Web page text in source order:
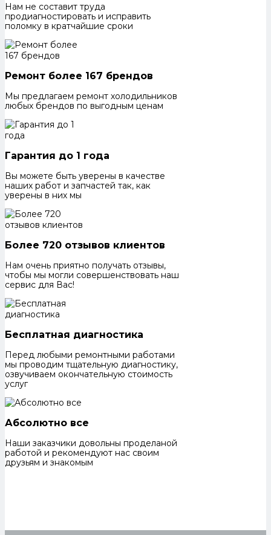
Нам не составит труда
продиагностировать и исправить
поломку в кратчайшие сроки
Ремонт более 167 брендов
Мы предлагаем ремонт холодильников
любых брендов по выгодным ценам
Гарантия до 1 года
Вы можете быть уверены в качестве
наших работ и запчастей так, как
уверены в них мы
Более 720 отзывов клиентов
Нам очень приятно получать отзывы,
чтобы мы могли совершенствовать наш
сервис для Вас!
Бесплатная диагностика
Перед любыми ремонтными работами
мы проводим тщательную диагностику,
озвучиваем окончательную стоимость
услуг
Абсолютно все
Наши заказчики довольны проделаной
работой и рекомендуют нас своим
друзьям и знакомым